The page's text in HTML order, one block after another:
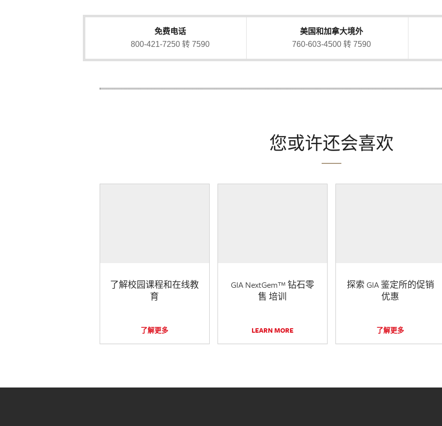
免费电话
800-421-7250 转 7590
美国和加拿大境外
760-603-4500 转 7590
您或许还会喜欢
了解校园课程和在线教
育
了解更多
GIA NextGem™ 钻石零
售 培训
LEARN MORE
探索 GIA 鉴定所的促销
优惠
了解更多